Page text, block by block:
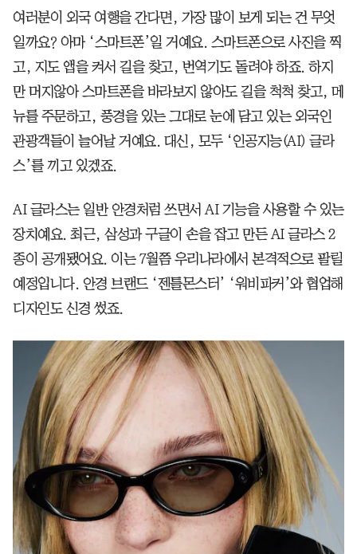
여러분이 외국 여행을 간다면, 가장 많이 보게 되는 건 무엇
일까요? 아마 ‘스마트폰’일 거예요. 스마트폰으로 사진을 찍
고, 지도 앱을 켜서 길을 찾고, 번역기도 돌려야 하죠. 하지
만 머지않아 스마트폰을 바라보지 않아도 길을 척척 찾고, 메
뉴를 주문하고, 풍경을 있는 그대로 눈에 담고 있는 외국인
관광객들이 늘어날 거예요. 대신, 모두 ‘인공지능(AI) 글라
스’를 끼고 있겠죠.
AI 글라스는 일반 안경처럼 쓰면서 AI 기능을 사용할 수 있는
장치예요. 최근, 삼성과 구글이 손을 잡고 만든 AI 글라스 2
종이 공개됐어요. 이는 7월쯤 우리나라에서 본격적으로 팔릴
예정입니다. 안경 브랜드 ‘젠틀몬스터’ ‘워비파커’와 협업해
디자인도 신경 썼죠.